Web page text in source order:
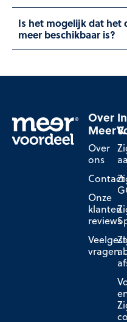
Is het mogelijk dat het
meer beschikbaar is?
Over
Over
ons
Contact
Onze
klanten
reviews
vragen